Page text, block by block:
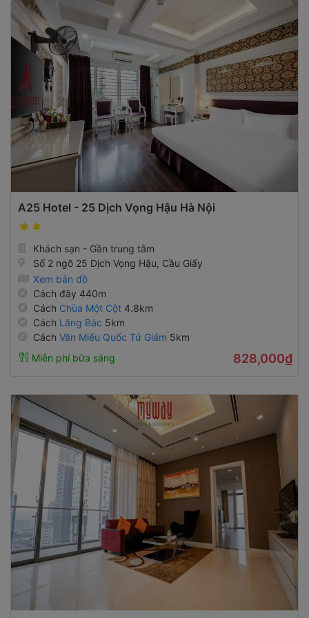
A25 Hotel - 25 Dịch Vọng Hậu Hà Nội
Khách sạn - Gần trung tâm
Số 2 ngõ 25 Dịch Vọng Hậu, Cầu Giấy
Xem bản đồ
Cách đây 440m
Cách Chùa Một Cột 4.8km
Cách Lăng Bác 5km
Cách Văn Miếu Quốc Tử Giám 5km
Miễn phí bữa sáng
828,000₫